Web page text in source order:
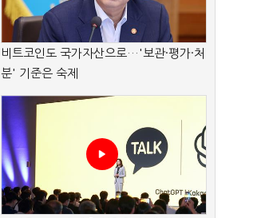
비트코인도 국가자산으로…'보관·평가·처
분' 기준은 숙제